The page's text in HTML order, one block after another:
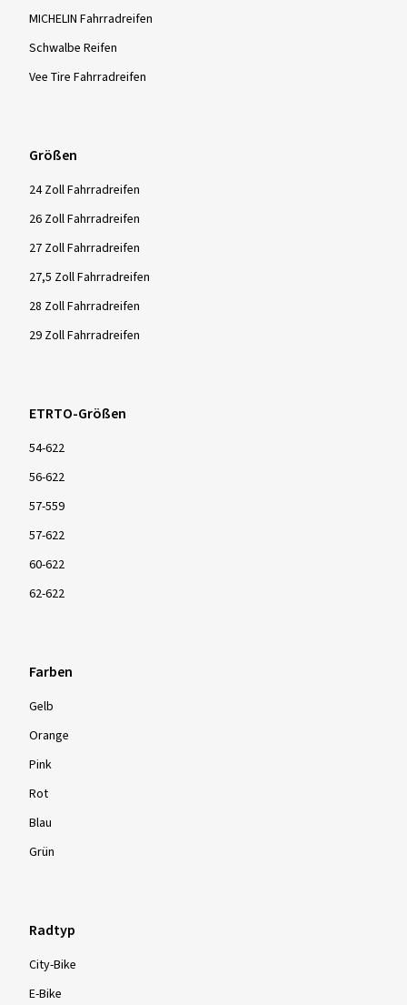
MICHELIN Fahrradreifen
Schwalbe Reifen
Vee Tire Fahrradreifen
Größen
24 Zoll Fahrradreifen
26 Zoll Fahrradreifen
27 Zoll Fahrradreifen
27,5 Zoll Fahrradreifen
28 Zoll Fahrradreifen
29 Zoll Fahrradreifen
ETRTO-Größen
54-622
56-622
57-559
57-622
60-622
62-622
Farben
Gelb
Orange
Pink
Rot
Blau
Grün
Radtyp
City-Bike
E-Bike